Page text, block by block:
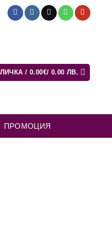
/ 0.00€/ 0.00 ЛВ.
ПРОМОЦИЯ